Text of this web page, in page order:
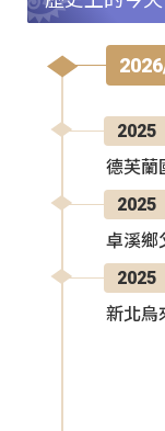
2025
德芙蘭
2025
卓溪鄉
2025
新北烏